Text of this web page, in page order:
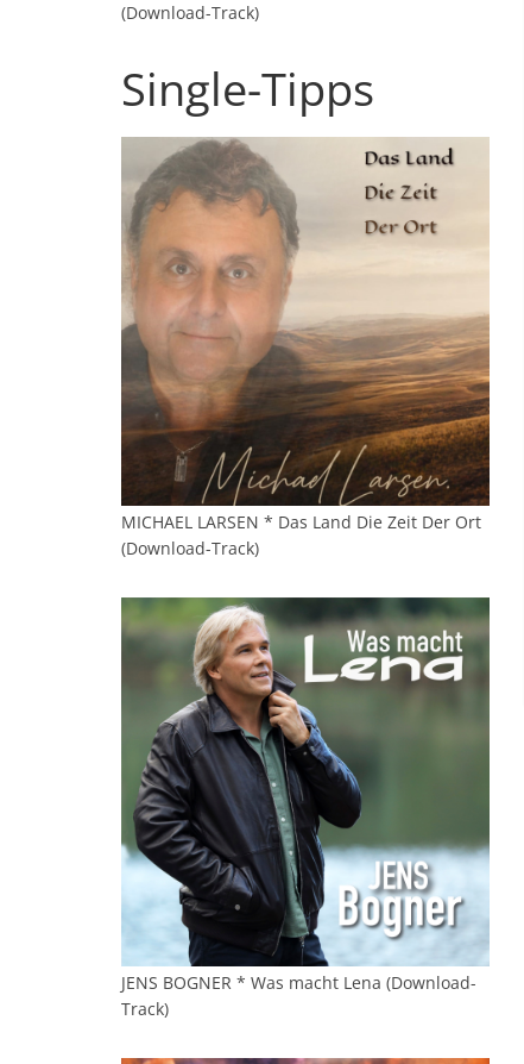
(Download-Track)
Single-Tipps
MICHAEL LARSEN * Das Land Die Zeit Der Ort
(Download-Track)
JENS BOGNER * Was macht Lena (Download-
Track)